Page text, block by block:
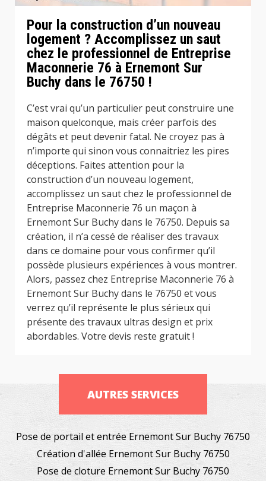
Pour la construction d’un nouveau
logement ? Accomplissez un saut
chez le professionnel de Entreprise
Maconnerie 76 à Ernemont Sur
Buchy dans le 76750 !
C’est vrai qu’un particulier peut construire une
maison quelconque, mais créer parfois des
dégâts et peut devenir fatal. Ne croyez pas à
n’importe qui sinon vous connaitriez les pires
déceptions. Faites attention pour la
construction d’un nouveau logement,
accomplissez un saut chez le professionnel de
Entreprise Maconnerie 76 un maçon à
Ernemont Sur Buchy dans le 76750. Depuis sa
création, il n’a cessé de réaliser des travaux
dans ce domaine pour vous confirmer qu’il
possède plusieurs expériences à vous montrer.
Alors, passez chez Entreprise Maconnerie 76 à
Ernemont Sur Buchy dans le 76750 et vous
verrez qu’il représente le plus sérieux qui
présente des travaux ultras design et prix
abordables. Votre devis reste gratuit !
AUTRES SERVICES
Pose de portail et entrée Ernemont Sur Buchy 76750
Création d'allée Ernemont Sur Buchy 76750
Pose de cloture Ernemont Sur Buchy 76750